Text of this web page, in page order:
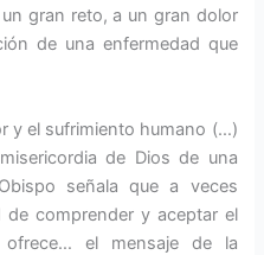
gran reto, a un gran dolor
de una enfermedad que
y el sufrimiento humano (…)
de Dios de una
señala que a veces
de comprender y aceptar el
el mensaje de la